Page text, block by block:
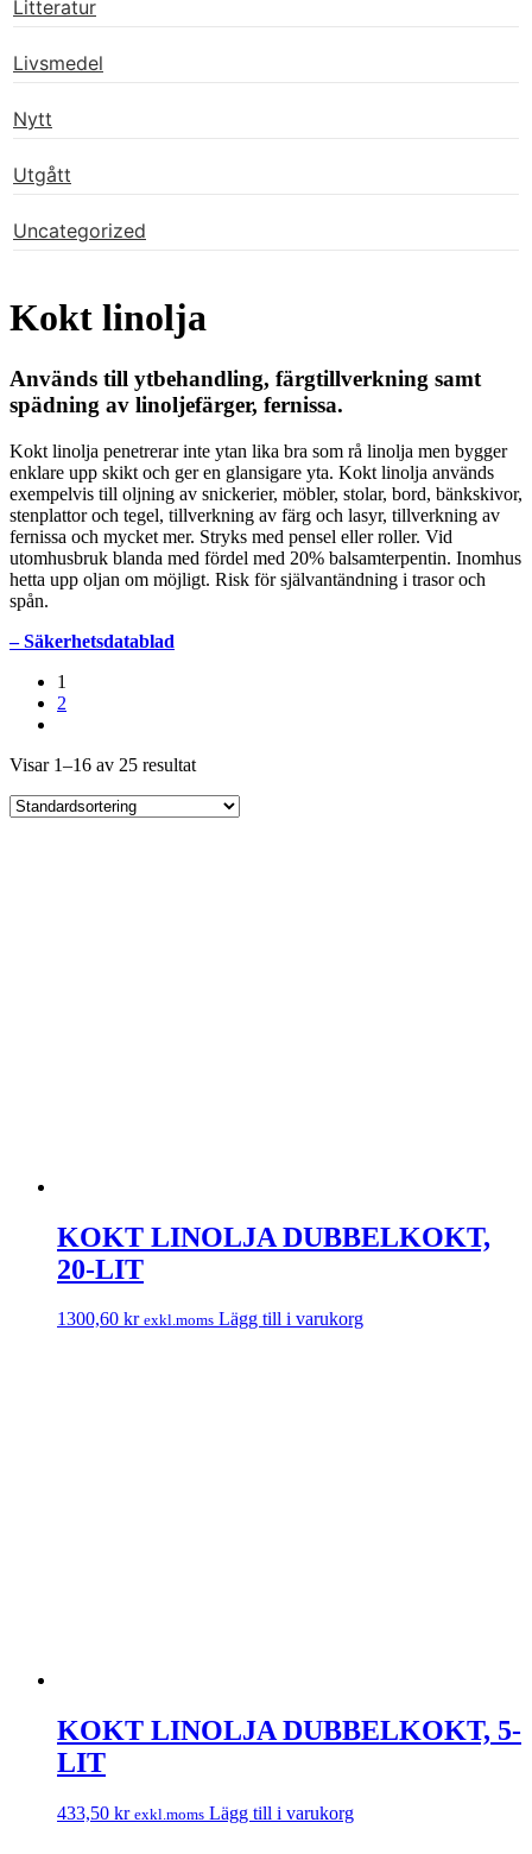
Litteratur
Livsmedel
Nytt
Utgått
Uncategorized
Kokt linolja
Används till ytbehandling, färgtillverkning samt
spädning av linoljefärger, fernissa.
Kokt linolja penetrerar inte ytan lika bra som rå linolja men bygger
enklare upp skikt och ger en glansigare yta. Kokt linolja används
exempelvis till oljning av snickerier, möbler, stolar, bord, bänkskivor,
stenplattor och tegel, tillverkning av färg och lasyr, tillverkning av
fernissa och mycket mer. Stryks med pensel eller roller. Vid
utomhusbruk blanda med fördel med 20% balsamterpentin. Inomhus
hetta upp oljan om möjligt. Risk för självantändning i trasor och
spån.
– Säkerhetsdatablad
1
2
Visar 1–16 av 25 resultat
KOKT LINOLJA DUBBELKOKT,
20-LIT
1300,60 kr exkl.moms Lägg till i varukorg
KOKT LINOLJA DUBBELKOKT, 5-
LIT
433,50 kr exkl.moms Lägg till i varukorg